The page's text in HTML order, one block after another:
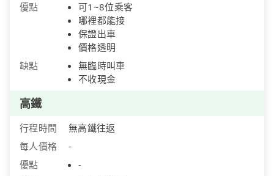
優點
可1~8位乘客
哪裡都能接
保證出車
價格透明
缺點
無臨時叫車
不收現金
高鐵
行程時間
無高鐵往返
每人價格
-
優點
-